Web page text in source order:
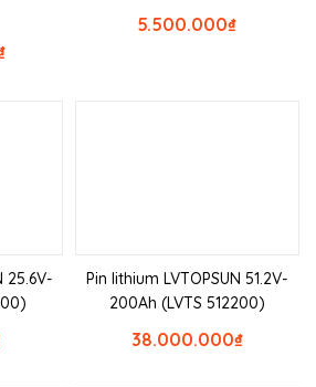
₫
5.500.000
25.6V-
Pin lithium LVTOPSUN 51.2V-
200Ah (LVTS 512200)
₫
38.000.000